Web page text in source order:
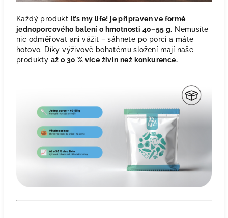
Každý produkt It’s my life! je připraven ve formě
jednoporcového balení o hmotnosti 40–55 g. Nemusíte
nic odměřovat ani vážit – sáhnete po porci a máte
hotovo. Díky výživově bohatému složení mají naše
produkty až o 30 % více živin než konkurence.